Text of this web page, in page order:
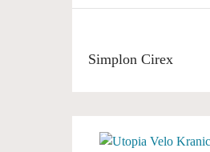
Simplon Cirex